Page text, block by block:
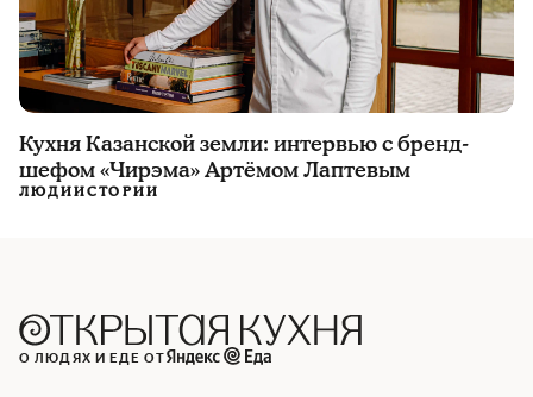
Кухня Казанской земли: интервью с бренд-
шефом «Чирэма» Артёмом Лаптевым
ЛЮДИИСТОРИИ
О ЛЮДЯХ И ЕДЕ ОТ